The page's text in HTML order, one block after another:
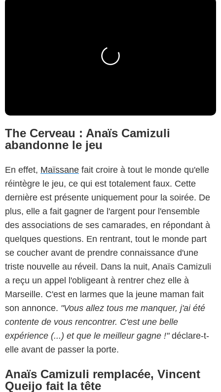
The Cerveau : Anaïs Camizuli
abandonne le jeu
En effet, Maïssane fait croire à tout le monde qu'elle
réintègre le jeu, ce qui est totalement faux. Cette
dernière est présente uniquement pour la soirée. De
plus, elle a fait gagner de l'argent pour l'ensemble
des associations de ses camarades, en répondant à
quelques questions. En rentrant, tout le monde part
se coucher avant de prendre connaissance d'une
triste nouvelle au réveil. Dans la nuit, Anaïs Camizuli
a reçu un appel l'obligeant à rentrer chez elle à
Marseille. C'est en larmes que la jeune maman fait
son annonce. "Vous allez tous me manquer, j'ai été
contente de vous rencontrer. C'est une belle
expérience (...) et que le meilleur gagne !" déclare-t-
elle avant de passer la porte.
Anaïs Camizuli remplacée, Vincent
Queijo fait la tête